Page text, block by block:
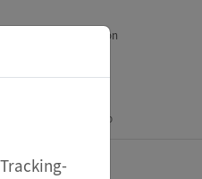
English version
Warenkorb